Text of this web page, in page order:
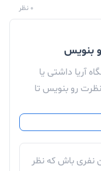
ثبت عکس با وضوح
دوربین آیفون 14 پرواپل می توان به قابلیت Action اشاره
ای بدون لرزش
سلفی دوگانه آیفون 14 پرو اپل حافظه
0 نظر
بنویس
آریا داشتی یا
رو بنویس تا
نفری باش که نظر